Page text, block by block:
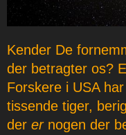
Kender De
der betragter os?
Forskere i USA
tissende tiger,
der ernogen der